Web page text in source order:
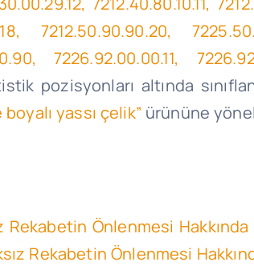
7212.50.90.90.20,
7226.92.00.00.11,
pozisyonları altında
yassı çelik” ürününe
Önlenmesi Hakkında
Rekabetin Önlenmesi